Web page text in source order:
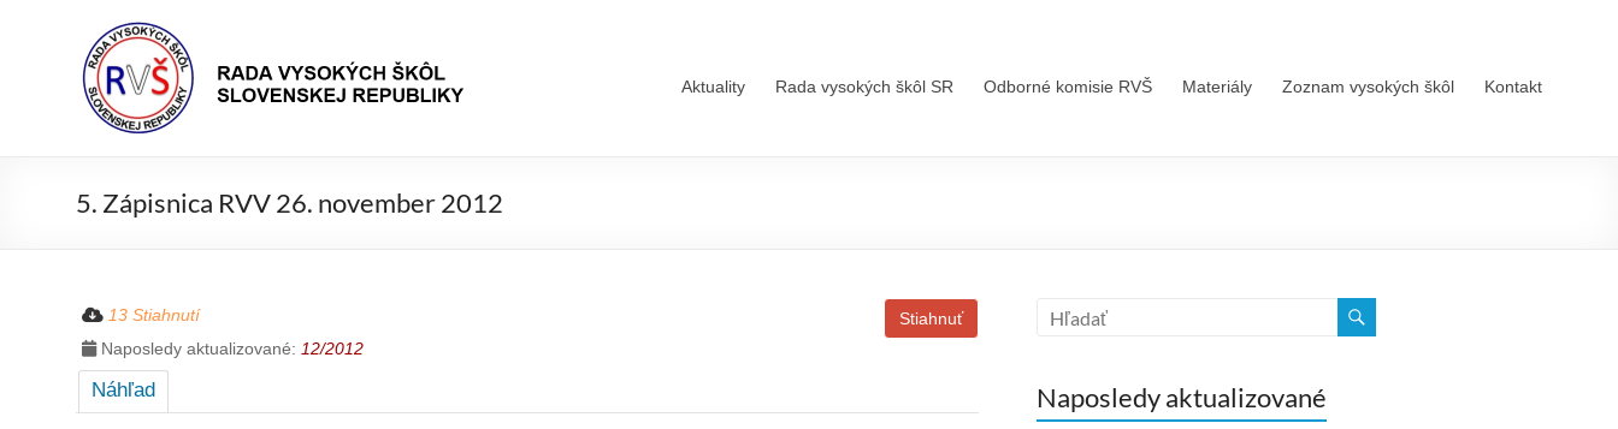
Rada
VŠ
Rada
vysokých
škôl
Slovenskej
Aktuality Rada vysokých škôl SR Odborné komisie RVŠ Materiály Zoznam vysokých škôl Kontakt
5. Zápisnica RVV 26. november 2012
Stiahnuť
13 Stiahnutí
Naposledy aktualizované: 12/2012
Náhľad Naposledy aktualizované